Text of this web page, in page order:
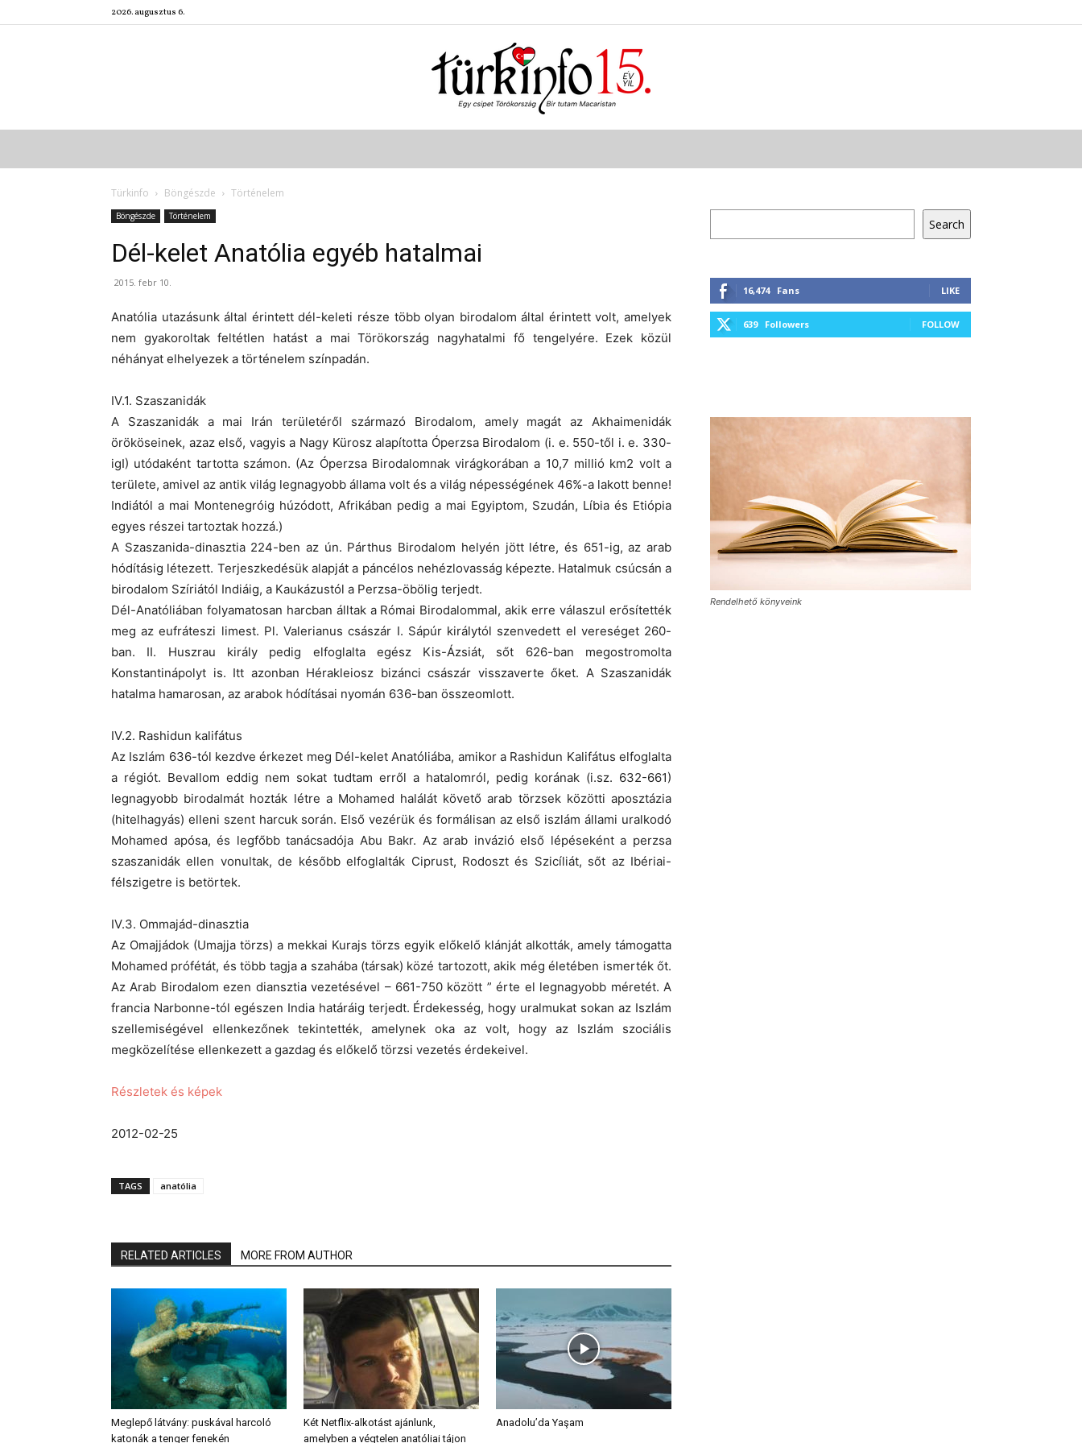
2026. augusztus 6.
Türkinfo
Türkinfo Böngészde Történelem
Böngészde Történelem
Dél-kelet Anatólia egyéb hatalmai
2015. febr 10.
Anatólia utazásunk által érintett dél-keleti része több olyan birodalom által érintett volt, amelyek
nem gyakoroltak feltétlen hatást a mai Törökország nagyhatalmi fő tengelyére. Ezek közül
néhányat elhelyezek a történelem színpadán.
IV.1. Szaszanidák
A Szaszanidák a mai Irán területéről származó Birodalom, amely magát az Akhaimenidák
örököseinek, azaz első, vagyis a Nagy Kürosz alapította Óperzsa Birodalom (i. e. 550-től i. e. 330-
igI) utódaként tartotta számon. (Az Óperzsa Birodalomnak virágkorában a 10,7 millió km2 volt a
területe, amivel az antik világ legnagyobb állama volt és a világ népességének 46%-a lakott benne!
Indiától a mai Montenegróig húzódott, Afrikában pedig a mai Egyiptom, Szudán, Líbia és Etiópia
egyes részei tartoztak hozzá.)
A Szaszanida-dinasztia 224-ben az ún. Párthus Birodalom helyén jött létre, és 651-ig, az arab
hódításig létezett. Terjeszkedésük alapját a páncélos nehézlovasság képezte. Hatalmuk csúcsán a
birodalom Szíriától Indiáig, a Kaukázustól a Perzsa-öbölig terjedt.
Dél-Anatóliában folyamatosan harcban álltak a Római Birodalommal, akik erre válaszul erősítették
meg az eufráteszi limest. Pl. Valerianus császár I. Sápúr királytól szenvedett el vereséget 260-
ban. II. Huszrau király pedig elfoglalta egész Kis-Ázsiát, sőt 626-ban megostromolta
Konstantinápolyt is. Itt azonban Hérakleiosz bizánci császár visszaverte őket. A Szaszanidák
hatalma hamarosan, az arabok hódításai nyomán 636-ban összeomlott.
IV.2. Rashidun kalifátus
Az Iszlám 636-tól kezdve érkezet meg Dél-kelet Anatóliába, amikor a Rashidun Kalifátus elfoglalta
a régiót. Bevallom eddig nem sokat tudtam erről a hatalomról, pedig korának (i.sz. 632-661)
legnagyobb birodalmát hozták létre a Mohamed halálát követő arab törzsek közötti aposztázia
(hitelhagyás) elleni szent harcuk során. Első vezérük és formálisan az első iszlám állami uralkodó
Mohamed apósa, és legfőbb tanácsadója Abu Bakr. Az arab invázió első lépéseként a perzsa
szaszanidák ellen vonultak, de később elfoglalták Ciprust, Rodoszt és Szicíliát, sőt az Ibériai-
félszigetre is betörtek.
IV.3. Ommajád-dinasztia
Az Omajjádok (Umajja törzs) a mekkai Kurajs törzs egyik előkelő klánját alkották, amely támogatta
Mohamed prófétát, és több tagja a szahába (társak) közé tartozott, akik még életében ismerték őt.
Az Arab Birodalom ezen diansztia vezetésével – 661-750 között ” érte el legnagyobb méretét. A
francia Narbonne-tól egészen India határáig terjedt. Érdekesség, hogy uralmukat sokan az Iszlám
szellemiségével ellenkezőnek tekintették, amelynek oka az volt, hogy az Iszlám szociális
megközelítése ellenkezett a gazdag és előkelő törzsi vezetés érdekeivel.
Részletek és képek
2012-02-25
TAGS anatólia
RELATED ARTICLES MORE FROM AUTHOR
Meglepő látvány: puskával harcoló
katonák a tenger fenekén
Két Netflix-alkotást ajánlunk,
amelyben a végtelen anatóliai tájon
Anadolu’da Yaşam
Search
16,474 Fans LIKE
639 Followers FOLLOW
Rendelhető könyveink